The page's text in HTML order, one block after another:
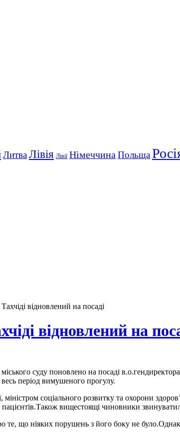
ЛитваЛівія Лівії Німеччина Польща
відновлений на посаді
відновлений на
суду поновлено на посаді
період вимушеного прогулу.
соціального розвитку та охорони
вищестоящі чиновники
що ніяких порушень з його боку не було.Однак